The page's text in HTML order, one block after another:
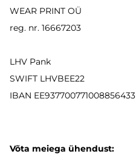
WEAR PRINT OÜ
reg. nr. 16667203
LHV Pank
SWIFT LHVBEE22
IBAN EE937700771008856433
Võta meiega ühendust: